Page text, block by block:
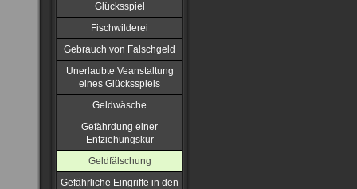
Glücksspiel
Fischwilderei
Gebrauch von Falschgeld
Unerlaubte Veanstaltung
eines Glücksspiels
Geldwäsche
Gefährdung einer
Entziehungskur
Geldfälschung
Gefährliche Eingriffe in den